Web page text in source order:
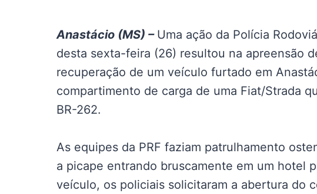
Anastácio (MS) – Uma ação da Polícia
desta sexta-feira (26) resultou na apreensão
recuperação de um veículo furtado em
compartimento de carga de uma Fiat/Strada
BR-262.
As equipes da PRF faziam patrulhamento
a picape entrando bruscamente em um hotel
veículo, os policiais solicitaram a abertura do